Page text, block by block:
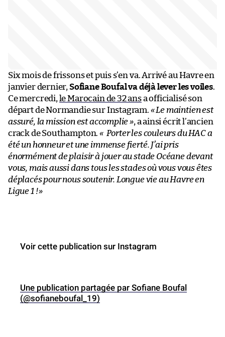
Six mois de frissons et puis s’en va. Arrivé au Havre en
janvier dernier, Sofiane Boufal va déjà lever les voiles.
Ce mercredi, le Marocain de 32 ansa officialisé son
départ de Normandie sur Instagram. « Le maintien est
assuré, la mission est accomplie », a ainsi écrit l’ancien
crack de Southampton.« Porter les couleurs du HAC a
été un honneur et une immense fierté. J’ai pris
énormément de plaisir à jouer au stade Océane devant
vous, mais aussi dans tous les stades où vous vous êtes
déplacés pour nous soutenir. Longue vie au Havre en
Ligue 1 !»
Voir cette publication sur Instagram
Une publication partagée par Sofiane Boufal
(@sofianeboufal_19)